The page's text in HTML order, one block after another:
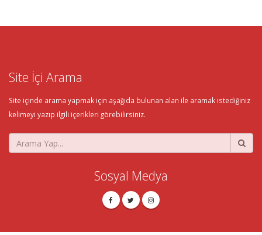
Site İçi Arama
Site içinde arama yapmak için aşağıda bulunan alan ile aramak istediğiniz
kelimeyi yazıp ilgili içerikleri görebilirsiniz.
Sosyal Medya